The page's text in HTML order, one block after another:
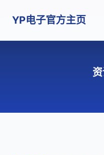
YP电子官方主页